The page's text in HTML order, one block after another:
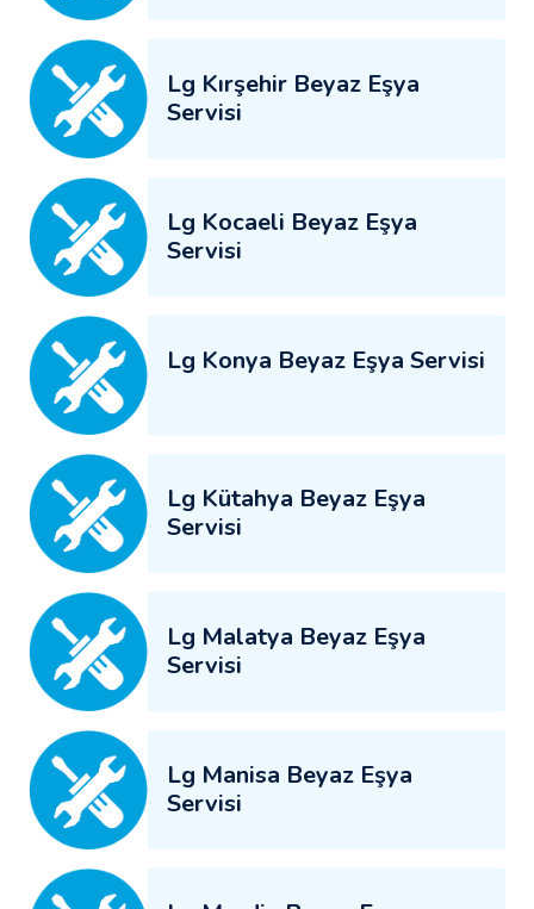
Lg Kırşehir Beyaz Eşya
Servisi
Lg Kocaeli Beyaz Eşya
Servisi
Lg Konya Beyaz Eşya Servisi
Lg Kütahya Beyaz Eşya
Servisi
Lg Malatya Beyaz Eşya
Servisi
Lg Manisa Beyaz Eşya
Servisi